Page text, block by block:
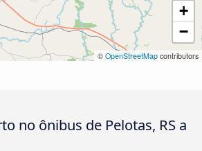
+
−
© OpenStreetMap contributors
no ônibus de Pelotas, RS a